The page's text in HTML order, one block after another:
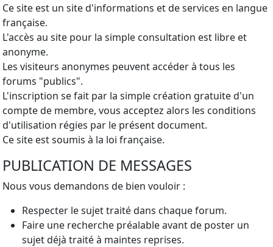
Ce site est un site d'informations et de services en langue
française.
L'accès au site pour la simple consultation est libre et
anonyme.
Les visiteurs anonymes peuvent accéder à tous les
forums "publics".
L'inscription se fait par la simple création gratuite d'un
compte de membre, vous acceptez alors les conditions
d'utilisation régies par le présent document.
Ce site est soumis à la loi française.
PUBLICATION DE MESSAGES
Nous vous demandons de bien vouloir :
Respecter le sujet traité dans chaque forum.
Faire une recherche préalable avant de poster un
sujet déjà traité à maintes reprises.